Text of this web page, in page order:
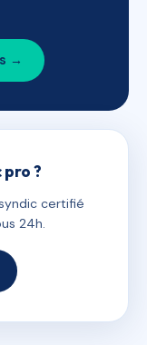
→
pro ?
certifié
24h.